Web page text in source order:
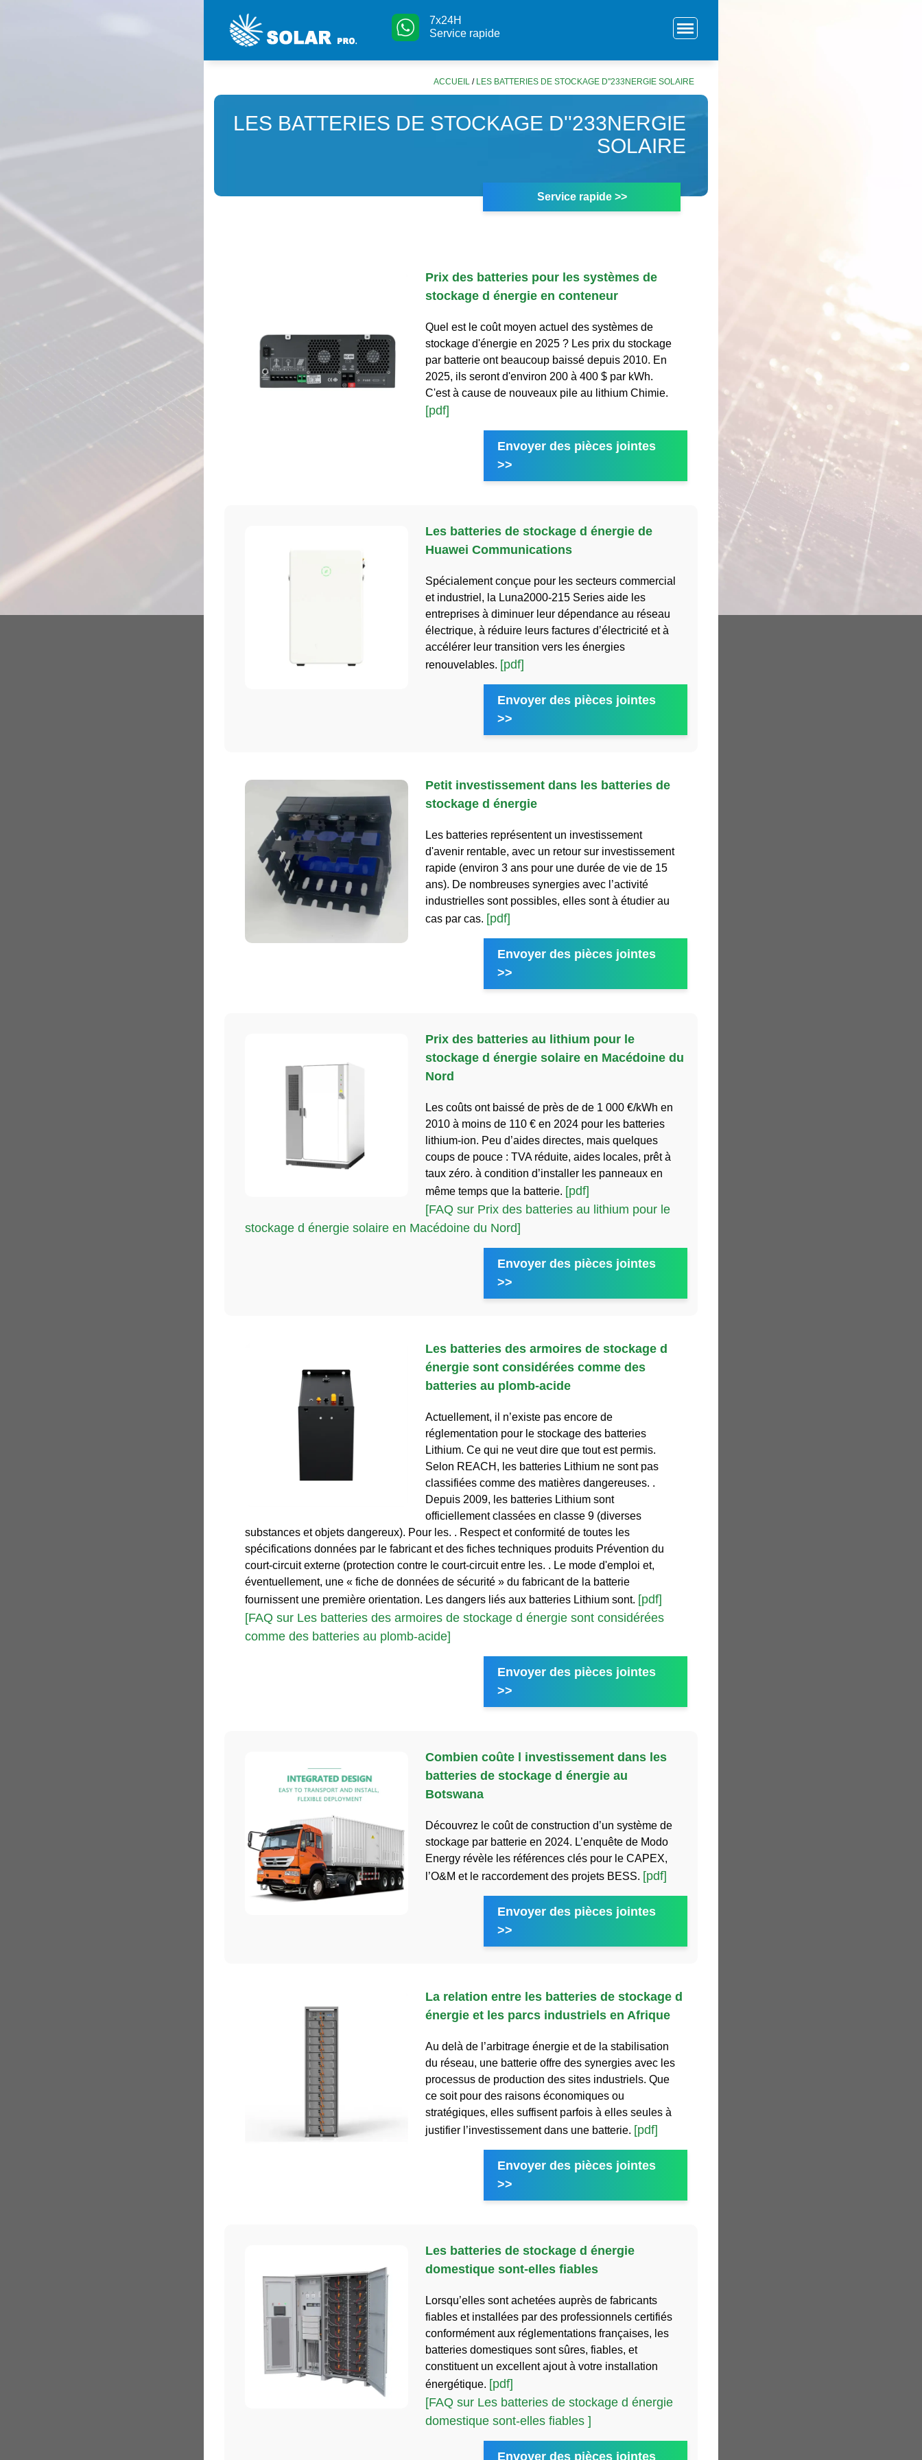
7x24H
Service rapide
ACCUEIL / LES BATTERIES DE STOCKAGE D''233NERGIE SOLAIRE
LES BATTERIES DE STOCKAGE D''233NERGIE
SOLAIRE
Service rapide >>
Prix des batteries pour les systèmes de
stockage d énergie en conteneur
Quel est le coût moyen actuel des systèmes de
stockage d'énergie en 2025 ? Les prix du stockage
par batterie ont beaucoup baissé depuis 2010. En
2025, ils seront d'environ 200 à 400 $ par kWh.
C'est à cause de nouveaux pile au lithium Chimie.
[pdf]
Envoyer des pièces jointes
>>
Les batteries de stockage d énergie de
Huawei Communications
Spécialement conçue pour les secteurs commercial
et industriel, la Luna2000-215 Series aide les
entreprises à diminuer leur dépendance au réseau
électrique, à réduire leurs factures d’électricité et à
accélérer leur transition vers les énergies
renouvelables. [pdf]
Envoyer des pièces jointes
>>
Petit investissement dans les batteries de
stockage d énergie
Les batteries représentent un investissement
d'avenir rentable, avec un retour sur investissement
rapide (environ 3 ans pour une durée de vie de 15
ans). De nombreuses synergies avec l’activité
industrielles sont possibles, elles sont à étudier au
cas par cas. [pdf]
Envoyer des pièces jointes
>>
Prix des batteries au lithium pour le
stockage d énergie solaire en Macédoine du
Nord
Les coûts ont baissé de près de de 1 000 €/kWh en
2010 à moins de 110 € en 2024 pour les batteries
lithium-ion. Peu d’aides directes, mais quelques
coups de pouce : TVA réduite, aides locales, prêt à
taux zéro. à condition d’installer les panneaux en
même temps que la batterie. [pdf]
[FAQ sur Prix des batteries au lithium pour le
stockage d énergie solaire en Macédoine du Nord]
Envoyer des pièces jointes
>>
Les batteries des armoires de stockage d
énergie sont considérées comme des
batteries au plomb-acide
Actuellement, il n’existe pas encore de
réglementation pour le stockage des batteries
Lithium. Ce qui ne veut dire que tout est permis.
Selon REACH, les batteries Lithium ne sont pas
classifiées comme des matières dangereuses. .
Depuis 2009, les batteries Lithium sont
officiellement classées en classe 9 (diverses
substances et objets dangereux). Pour les. . Respect et conformité de toutes les
spécifications données par le fabricant et des fiches techniques produits Prévention du
court-circuit externe (protection contre le court-circuit entre les. . Le mode d'emploi et,
éventuellement, une « fiche de données de sécurité » du fabricant de la batterie
fournissent une première orientation. Les dangers liés aux batteries Lithium sont. [pdf]
[FAQ sur Les batteries des armoires de stockage d énergie sont considérées
comme des batteries au plomb-acide]
Envoyer des pièces jointes
>>
Combien coûte l investissement dans les
batteries de stockage d énergie au
Botswana
Découvrez le coût de construction d’un système de
stockage par batterie en 2024. L’enquête de Modo
Energy révèle les références clés pour le CAPEX,
l’O&M et le raccordement des projets BESS. [pdf]
Envoyer des pièces jointes
>>
La relation entre les batteries de stockage d
énergie et les parcs industriels en Afrique
Au delà de l’arbitrage énergie et de la stabilisation
du réseau, une batterie offre des synergies avec les
processus de production des sites industriels. Que
ce soit pour des raisons économiques ou
stratégiques, elles suffisent parfois à elles seules à
justifier l’investissement dans une batterie. [pdf]
Envoyer des pièces jointes
>>
Les batteries de stockage d énergie
domestique sont-elles fiables
Lorsqu’elles sont achetées auprès de fabricants
fiables et installées par des professionnels certifiés
conformément aux réglementations françaises, les
batteries domestiques sont sûres, fiables, et
constituent un excellent ajout à votre installation
énergétique. [pdf]
[FAQ sur Les batteries de stockage d énergie
domestique sont-elles fiables ]
Envoyer des pièces jointes